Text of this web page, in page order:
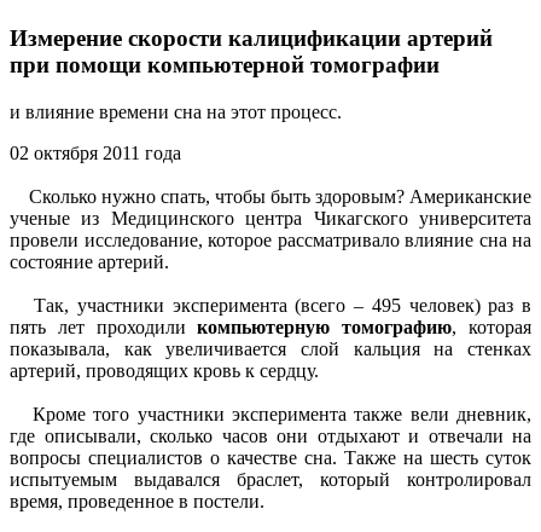
Измерение скорости калицификации артерий
при помощи компьютерной томографии
и влияние времени сна на этот процесс.
02 октября 2011 года
Сколько нужно спать, чтобы быть здоровым? Американские
ученые из Медицинского центра Чикагского университета
провели исследование, которое рассматривало влияние сна на
состояние артерий.
Так, участники эксперимента (всего – 495 человек) раз в
пять лет проходиликомпьютерную томографию, которая
показывала, как увеличивается слой кальция на стенках
артерий, проводящих кровь к сердцу.
Кроме того участники эксперимента также вели дневник,
где описывали, сколько часов они отдыхают и отвечали на
вопросы специалистов о качестве сна. Также на шесть суток
испытуемым выдавался браслет, который контролировал
время, проведенное в постели.